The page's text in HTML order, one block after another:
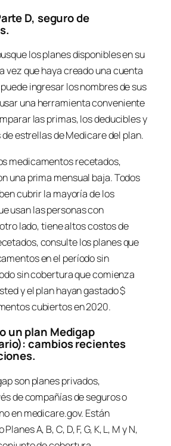
D, seguro de
los planes disponibles en su
vez que haya creado una cuenta
ingresar los nombres de sus
una herramienta conveniente
las primas, los deducibles y
estrellas de Medicare del plan.
medicamentos recetados,
una prima mensual baja. Todos
cubrir la mayoría de los
usan las personas con
lado, tiene altos costos de
consulte los planes que
en el período sin
sin cobertura que comienza
y el plan hayan gastado $
cubiertos en 2020.
un plan Medigap
cambios recientes
son planes privados,
de compañías de seguros o
en medicare.gov. Están
A, B, C, D, F, G, K, L, M y N,